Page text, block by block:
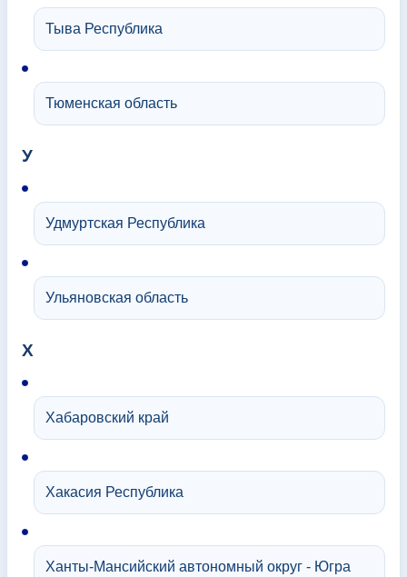
Тыва Республика
Тюменская область
У
Удмуртская Республика
Ульяновская область
Х
Хабаровский край
Хакасия Республика
Ханты-Мансийский автономный округ - Югра